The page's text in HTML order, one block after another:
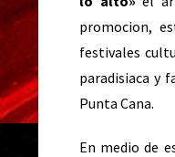
promocion,
festivales
paradisiaca y
Punta Cana.
En medio de